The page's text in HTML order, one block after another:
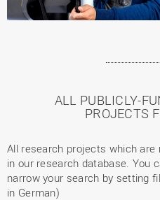
ALL PUBLICLY-
PROJECTS
All research projects which
in our research database. You
narrow your search by setting
in German)